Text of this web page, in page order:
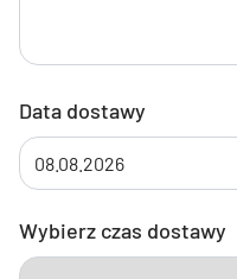
Data dostawy
Wybierz czas dostawy